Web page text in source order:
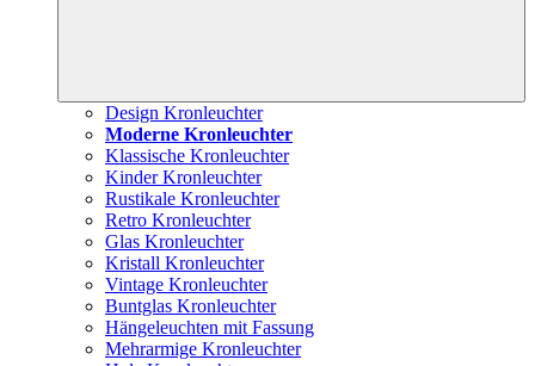
Design Kronleuchter
Moderne Kronleuchter
Klassische Kronleuchter
Kinder Kronleuchter
Rustikale Kronleuchter
Retro Kronleuchter
Glas Kronleuchter
Kristall Kronleuchter
Vintage Kronleuchter
Buntglas Kronleuchter
Hängeleuchten mit Fassung
Mehrarmige Kronleuchter